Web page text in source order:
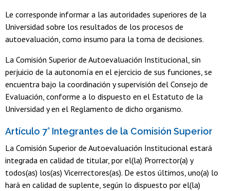
Le corresponde informar a las autoridades superiores de la
Universidad sobre los resultados de los procesos de
autoevaluación, como insumo para la toma de decisiones.
La Comisión Superior de Autoevaluación Institucional, sin
perjuicio de la autonomía en el ejercicio de sus funciones, se
encuentra bajo la coordinación y supervisión del Consejo de
Evaluación, conforme a lo dispuesto en el Estatuto de la
Universidad y en el Reglamento de dicho organismo.
Artículo 7° Integrantes de la Comisión Superior
La Comisión Superior de Autoevaluación Institucional estará
integrada en calidad de titular, por el(la) Prorrector(a) y
todos(as) los(as) Vicerrectores(as). De estos últimos, uno(a) lo
hará en calidad de suplente, según lo dispuesto por el(la)